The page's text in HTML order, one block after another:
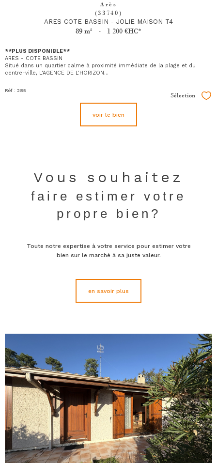
Arès
(33740)
ARES COTE BASSIN - JOLIE MAISON T4
89 m² - 1 200 €HC*
**PLUS DISPONIBLE**
ARES - COTE BASSIN
Situé dans un quartier calme à proximité immédiate de la plage et du
centre-ville, L'AGENCE DE L'HORIZON...
Réf : 285
Sélection
voir le bien
Vous souhaitez
faire estimer votre
propre bien?
Toute notre expertise à votre service pour estimer votre
bien sur le marché à sa juste valeur.
en savoir plus